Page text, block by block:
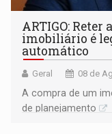
ARTIGO: Reter
imobiliário é
automático
Geral 08 de
A compra de um
de planejamento